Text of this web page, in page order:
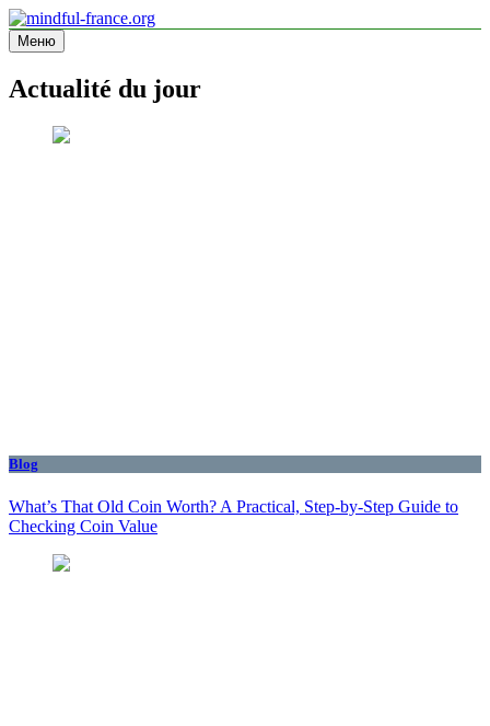
Перейти
к
содержимому
mindful-france.org
Site d'information
Меню
Actualité du jour
Blog
What’s That Old Coin Worth? A Practical, Step‑by‑Step Guide to
Checking Coin Value